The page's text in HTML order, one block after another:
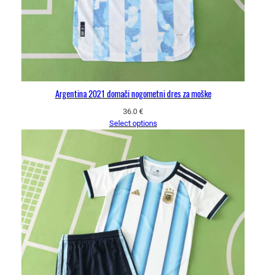
Argentina 2021 domači nogometni dres za moške
36.0 €
Select options